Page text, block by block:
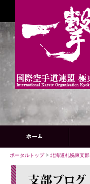
ポータルトップ> 北海道札幌東支部